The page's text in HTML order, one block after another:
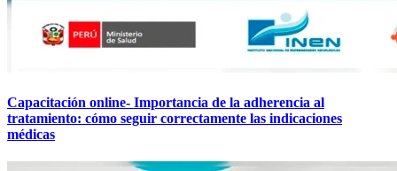
Capacitación online- Importancia de la adherencia al
tratamiento: cómo seguir correctamente las indicaciones
médicas